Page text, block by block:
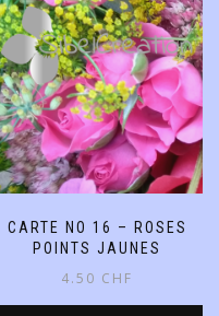
CARTE NO 16 – ROSES
POINTS JAUNES
4.50 CHF